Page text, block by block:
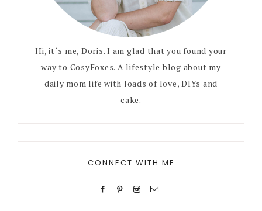
Hi, it´s me, Doris. I am glad that you found your
way to CosyFoxes. A lifestyle blog about my
daily mom life with loads of love, DIYs and
cake.
CONNECT WITH ME